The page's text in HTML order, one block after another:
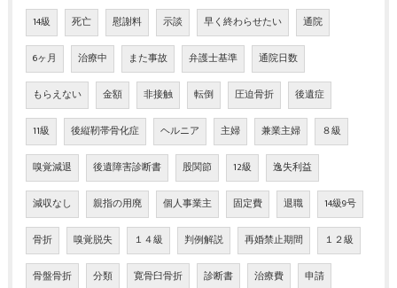
14級 死亡 慰謝料 示談 早く終わらせたい 通院
6ヶ月 治療中 また事故 弁護士基準 通院日数
もらえない 金額 非接触 転倒 圧迫骨折 後遺症
11級 後縦靭帯骨化症 ヘルニア 主婦 兼業主婦 ８級
嗅覚減退 後遺障害診断書 股関節 12級 逸失利益
減収なし 親指の用廃 個人事業主 固定費 退職 14級9号
骨折 嗅覚脱失 １４級 判例解説 再婚禁止期間 １２級
骨盤骨折 分類 寛骨臼骨折 診断書 治療費 申請